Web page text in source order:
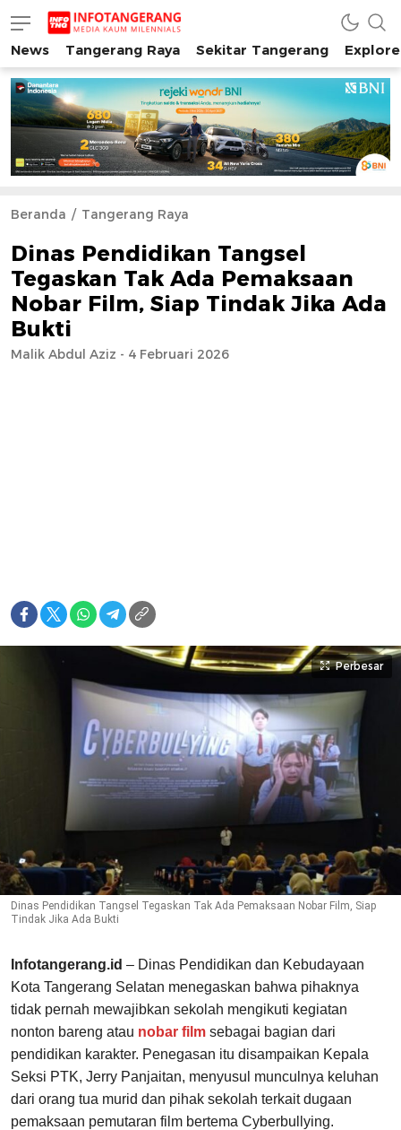
INFO TANGERANG
Media Kaum Millenials Tangerang Raya
News Tangerang Raya Sekitar Tangerang
Beranda Tangerang Raya
Dinas Pendidikan Tangsel
Tegaskan Tak Ada Pemaksaan
Nobar Film, Siap Tindak Jika Ada
Bukti
Malik Abdul Aziz - 4 Februari 2026
Perbesar
Dinas Pendidikan Tangsel Tegaskan Tak Ada Pemaksaan Nobar Film, Siap
Tindak Jika Ada Bukti
Infotangerang.id – Dinas Pendidikan dan Kebudayaan
Kota Tangerang Selatan menegaskan bahwa pihaknya
tidak pernah mewajibkan sekolah mengikuti kegiatan
nonton bareng atau nobar film sebagai bagian dari
pendidikan karakter. Penegasan itu disampaikan Kepala
Seksi PTK, Jerry Panjaitan, menyusul munculnya keluhan
dari orang tua murid dan pihak sekolah terkait dugaan
pemaksaan pemutaran film bertema Cyberbullying.